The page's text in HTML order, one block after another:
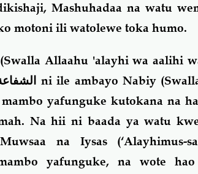
Mashuhadaa na watu
motoni ili watolewe toka humo.
Allaahu 'alayhi wa aalihi
ni ile ambayo Nabiy
yafunguke kutokana na
Na hii ni baada ya watu
na Iysas (‘Alayhimus-
yafunguke, na wote hao